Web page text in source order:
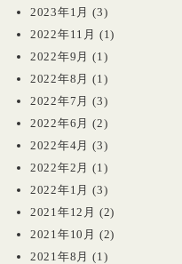
2023年1月 (3)
2022年11月 (1)
2022年9月 (1)
2022年8月 (1)
2022年7月 (3)
2022年6月 (2)
2022年4月 (3)
2022年2月 (1)
2022年1月 (3)
2021年12月 (2)
2021年10月 (2)
2021年8月 (1)